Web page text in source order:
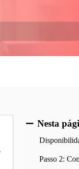
Nesta
Passo 2: